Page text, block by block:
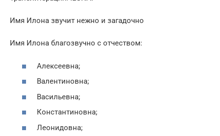
Имя Илона звучит нежно и загадочно
Имя Илона благозвучно с отчеством:
Алексеевна;
Валентиновна;
Васильевна;
Константиновна;
Леонидовна;